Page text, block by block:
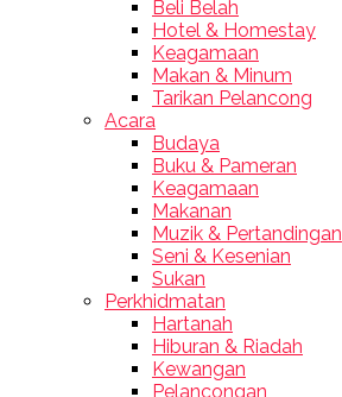
Beli Belah
Hotel & Homestay
Keagamaan
Makan & Minum
Tarikan Pelancong
Acara
Budaya
Buku & Pameran
Keagamaan
Makanan
Muzik & Pertandingan
Seni & Kesenian
Sukan
Perkhidmatan
Hartanah
Hiburan & Riadah
Kewangan
Pelancongan